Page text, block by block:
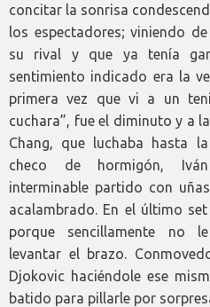
concitar la sonrisa
los espectadores; viniendo
su rival y que ya tenía
sentimiento indicado era la
primera vez que vi a un
cuchara”, fue el diminuto y a
Chang, que luchaba hasta
checo de hormigón,
interminable partido con
acalambrado. En el último
porque sencillamente no
levantar el brazo.
Djokovic haciéndole ese
batido para pillarle por